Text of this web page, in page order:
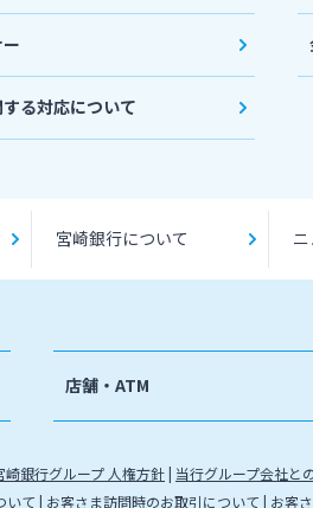
る対応について
宮崎銀行について
店舗・ATM
崎銀行グループ 人権方針 当行グループ会社と
いて お客さま訪問時のお取引について お客